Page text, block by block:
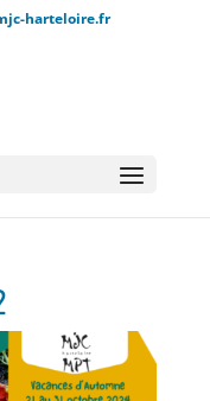
harteloire.fr